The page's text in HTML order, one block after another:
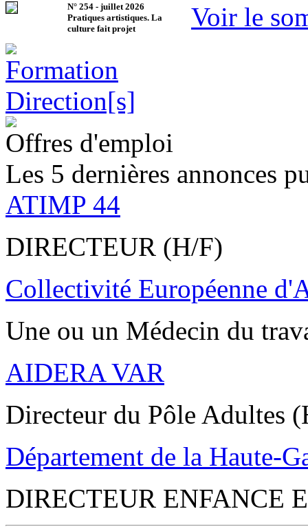
N° 254 - juillet 2026
Pratiques artistiques. La
culture fait projet
Voir le
Offres d'emploi
Les 5 dernières annonces
ATIMP 44
DIRECTEUR (H/F)
Collectivité Européenne
Une ou un Médecin du
AIDERA VAR
Directeur du Pôle Adultes
Département de la Haute-
DIRECTEUR ENFANCE